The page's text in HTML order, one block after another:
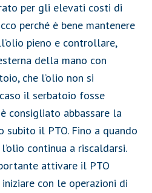
per gli elevati costi di
perché è bene mantenere
pieno e controllare,
della mano con
che l’olio non si
il serbatoio fosse
consigliato abbassare la
subito il PTO. Fino a quando
continua a riscaldarsi.
attivare il PTO
con le operazioni di